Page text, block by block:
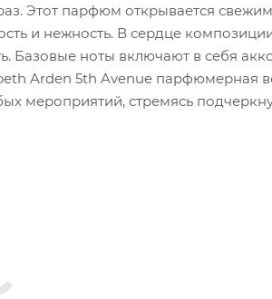
Этот парфюм открывается
и нежность. В сердце
Базовые ноты включают в себя
Arden 5th Avenue парфюмерная
мероприятий, стремясь